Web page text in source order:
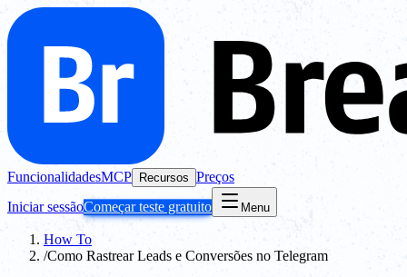
FuncionalidadesMCP Recursos Preços
Iniciar sessãoComeçar teste gratuito Menu
How To
/Como Rastrear Leads e Conversões no Telegram